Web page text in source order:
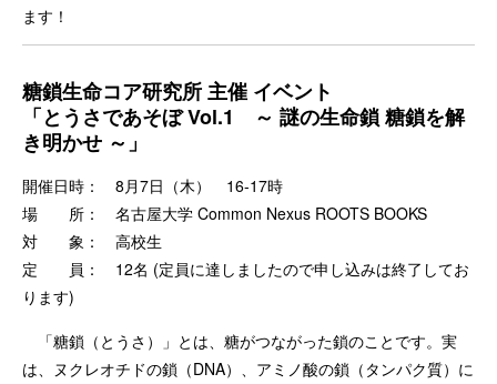
ます！
糖鎖生命コア研究所 主催 イベント
「とうさであそぼ Vol.1 ～ 謎の生命鎖 糖鎖を解
き明かせ ～」
開催日時： 8月7日（木） 16-17時
場 所： 名古屋大学 Common Nexus ROOTS BOOKS
対 象： 高校生
定 員： 12名 (定員に達しましたので申し込みは終了してお
ります)
「糖鎖（とうさ）」とは、糖がつながった鎖のことです。実
は、ヌクレオチドの鎖（DNA）、アミノ酸の鎖（タンパク質）に